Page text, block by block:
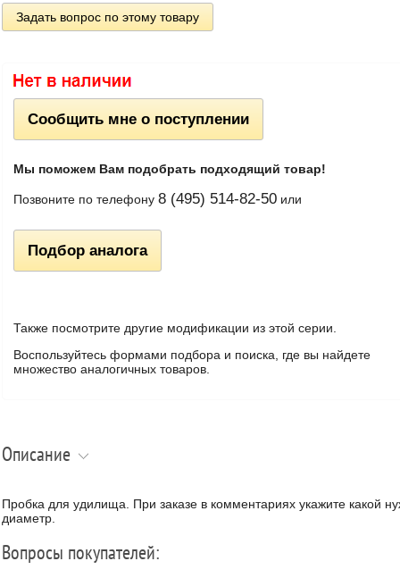
Задать вопрос по этому товару
Сообщить мне о поступлении
Мы поможем Вам подобрать подходящий товар!
Позвоните по телефону 8 (495) 514-82-50 или
Подбор аналога
Также посмотрите другие модификации из этой серии.
Воспользуйтесь формами подбора и поиска, где вы найдете
множество аналогичных товаров.
Описание
Пробка для удилища. При заказе в комментариях укажите какой
диаметр.
Вопросы покупателей: